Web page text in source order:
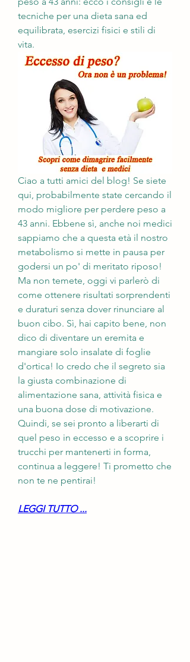
tecniche per una dieta sana ed
equilibrata, esercizi fisici e stili di
vita.
Ciao a tutti amici del blog! Se siete
qui, probabilmente state cercando il
modo migliore per perdere peso a
43 anni. Ebbene sì, anche noi medici
sappiamo che a questa età il nostro
metabolismo si mette in pausa per
godersi un po' di meritato riposo!
Ma non temete, oggi vi parlerò di
come ottenere risultati sorprendenti
e duraturi senza dover rinunciare al
buon cibo. Sì, hai capito bene, non
dico di diventare un eremita e
mangiare solo insalate di foglie
d'ortica! Io credo che il segreto sia
la giusta combinazione di
alimentazione sana, attività fisica e
una buona dose di motivazione.
Quindi, se sei pronto a liberarti di
quel peso in eccesso e a scoprire i
trucchi per mantenerti in forma,
continua a leggere! Ti prometto che
non te ne pentirai!
LEGGI TUTTO ...